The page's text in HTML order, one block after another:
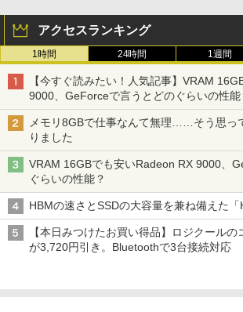
アクセスランキング
1時間 24時間 1週間
【今すぐ読みたい！人気記事】VRAM
9000、GeForceで言うとどのぐらいの性能
メモリ8GBで仕事なんて無理……そう思っ
りました
VRAM 16GBでも安いRadeon RX 9000、
ぐらいの性能？
HBMの速さとSSDの大容量を兼ね備えた「
【本日みつけたお買い得品】ロジクール
が3,720円引き。Bluetoothで3台接続対応